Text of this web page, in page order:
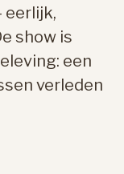
eerlijk,
show is
een
verleden